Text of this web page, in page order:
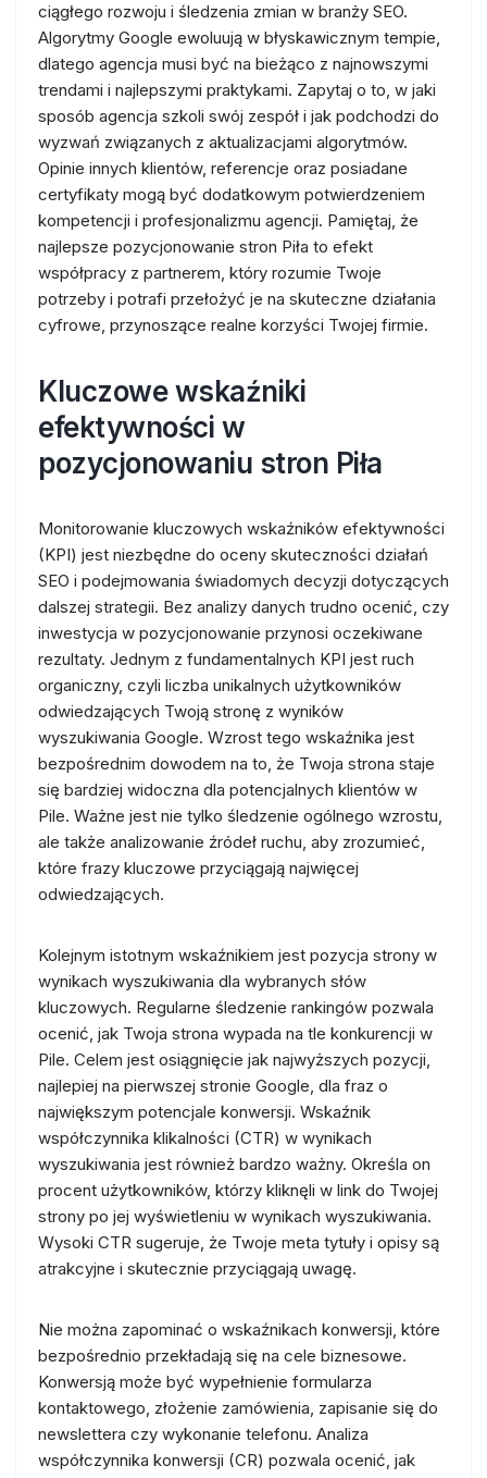
ciągłego rozwoju i śledzenia zmian w branży SEO.
Algorytmy Google ewoluują w błyskawicznym tempie,
dlatego agencja musi być na bieżąco z najnowszymi
trendami i najlepszymi praktykami. Zapytaj o to, w jaki
sposób agencja szkoli swój zespół i jak podchodzi do
wyzwań związanych z aktualizacjami algorytmów.
Opinie innych klientów, referencje oraz posiadane
certyfikaty mogą być dodatkowym potwierdzeniem
kompetencji i profesjonalizmu agencji. Pamiętaj, że
najlepsze pozycjonowanie stron Piła to efekt
współpracy z partnerem, który rozumie Twoje
potrzeby i potrafi przełożyć je na skuteczne działania
cyfrowe, przynoszące realne korzyści Twojej firmie.
Kluczowe wskaźniki
efektywności w
pozycjonowaniu stron Piła
Monitorowanie kluczowych wskaźników efektywności
(KPI) jest niezbędne do oceny skuteczności działań
SEO i podejmowania świadomych decyzji dotyczących
dalszej strategii. Bez analizy danych trudno ocenić, czy
inwestycja w pozycjonowanie przynosi oczekiwane
rezultaty. Jednym z fundamentalnych KPI jest ruch
organiczny, czyli liczba unikalnych użytkowników
odwiedzających Twoją stronę z wyników
wyszukiwania Google. Wzrost tego wskaźnika jest
bezpośrednim dowodem na to, że Twoja strona staje
się bardziej widoczna dla potencjalnych klientów w
Pile. Ważne jest nie tylko śledzenie ogólnego wzrostu,
ale także analizowanie źródeł ruchu, aby zrozumieć,
które frazy kluczowe przyciągają najwięcej
odwiedzających.
Kolejnym istotnym wskaźnikiem jest pozycja strony w
wynikach wyszukiwania dla wybranych słów
kluczowych. Regularne śledzenie rankingów pozwala
ocenić, jak Twoja strona wypada na tle konkurencji w
Pile. Celem jest osiągnięcie jak najwyższych pozycji,
najlepiej na pierwszej stronie Google, dla fraz o
największym potencjale konwersji. Wskaźnik
współczynnika klikalności (CTR) w wynikach
wyszukiwania jest również bardzo ważny. Określa on
procent użytkowników, którzy kliknęli w link do Twojej
strony po jej wyświetleniu w wynikach wyszukiwania.
Wysoki CTR sugeruje, że Twoje meta tytuły i opisy są
atrakcyjne i skutecznie przyciągają uwagę.
Nie można zapominać o wskaźnikach konwersji, które
bezpośrednio przekładają się na cele biznesowe.
Konwersją może być wypełnienie formularza
kontaktowego, złożenie zamówienia, zapisanie się do
newslettera czy wykonanie telefonu. Analiza
współczynnika konwersji (CR) pozwala ocenić, jak